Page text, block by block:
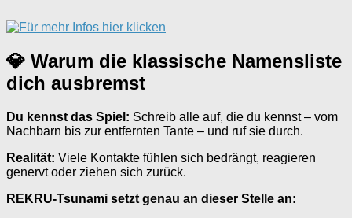
💎 Warum die klassische Namensliste
dich ausbremst
Du kennst das Spiel: Schreib alle auf, die du kennst – vom
Nachbarn bis zur entfernten Tante – und ruf sie durch.
Realität: Viele Kontakte fühlen sich bedrängt, reagieren
genervt oder ziehen sich zurück.
REKRU-Tsunami setzt genau an dieser Stelle an: